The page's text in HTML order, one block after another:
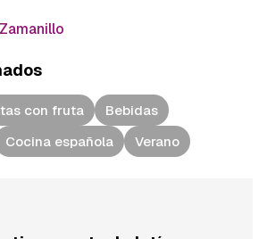
con fruta
Bebidas
Cocina española Verano